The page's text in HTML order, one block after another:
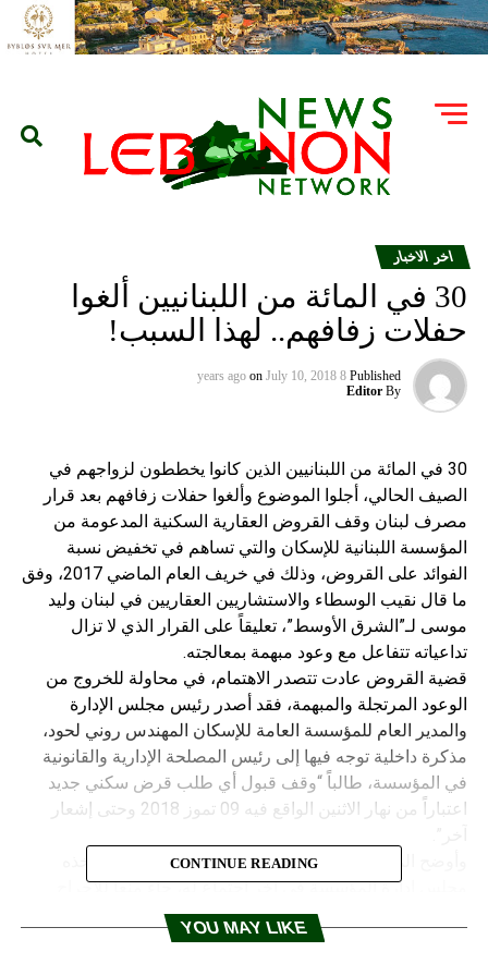
اخر الاخبار
30 في المائة من اللبنانيين ألغوا
حفلات زفافهم.. لهذا السبب!
Published
8 years ago
on July 10, 2018
By
Editor
30 في المائة من اللبنانيين الذين كانوا يخططون لزواجهم في
الصيف الحالي، أجلوا الموضوع وألغوا حفلات زفافهم بعد قرار
مصرف لبنان وقف القروض العقارية السكنية المدعومة من
المؤسسة اللبنانية للإسكان والتي تساهم في تخفيض نسبة
الفوائد على القروض، وذلك في خريف العام الماضي 2017، وفق
ما قال نقيب الوسطاء والاستشاريين العقاريين في لبنان وليد
موسى لـ”الشرق الأوسط”، تعليقاً على القرار الذي لا تزال
تداعياته تتفاعل مع وعود مبهمة بمعالجته.
قضية القروض عادت تتصدر الاهتمام، في محاولة للخروج من
الوعود المرتجلة والمبهمة، فقد أصدر رئيس مجلس الإدارة
والمدير العام للمؤسسة العامة للإسكان المهندس روني لحود،
مذكرة داخلية توجه فيها إلى رئيس المصلحة الإدارية والقانونية
في المؤسسة، طالباً “وقف قبول أي طلب قرض سكني جديد
اعتباراً من نهار الاثنين الواقع فيه 09 تموز 2018 وحتى إشعار
وأوضح المكتب الإعلامي للمؤسسة، أن “الإجراء الذي اتخذه
مجلس إدارة المؤسسة في آخر اجتماع له، جاء منعاً للإحراج
والتدخلات والوساطات، بعدما لاقت بعض المصارف صعوبة في
الموافقة على جميع طلبات القروض السكنية المستوفاة كامل
CONTINUE READING
YOU MAY LIKE